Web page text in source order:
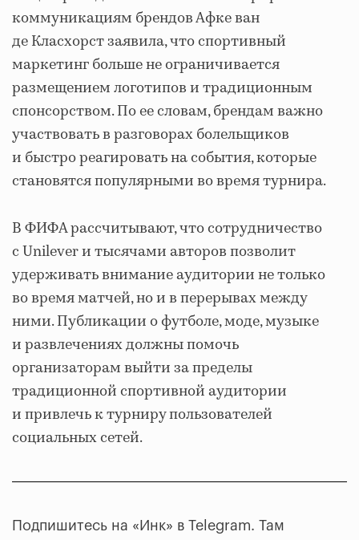
коммуникациям брендов Афке ван
де Класхорст заявила, что спортивный
маркетинг больше не ограничивается
размещением логотипов и традиционным
спонсорством. По ее словам, брендам важно
участвовать в разговорах болельщиков
и быстро реагировать на события, которые
становятся популярными во время турнира.
В ФИФА рассчитывают, что сотрудничество
с Unilever и тысячами авторов позволит
удерживать внимание аудитории не только
во время матчей, но и в перерывах между
ними. Публикации о футболе, моде, музыке
и развлечениях должны помочь
организаторам выйти за пределы
традиционной спортивной аудитории
и привлечь к турниру пользователей
социальных сетей.
Подпишитесь на «Инк» в Telegram. Там